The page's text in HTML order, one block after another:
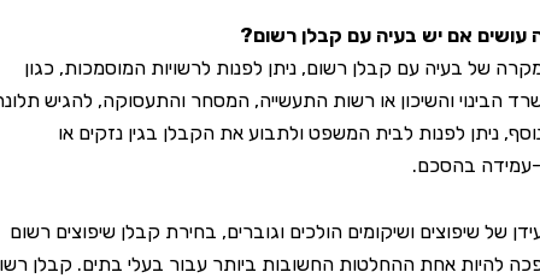
אם יש בעיה עם קבלן רשום?
בעיה עם קבלן רשום, ניתן לפנות לרשויות המוסמכות, כגון
והשיכון או רשות התעשייה, המסחר והתעסוקה, להגיש תלונה.
לפנות לבית המשפט ולתבוע את הקבלן בגין נזקים או
בהסכם.
שיפוצים ושיקומים הולכים וגוברים, בחירת קבלן שיפוצים רשום
אחת ההחלטות החשובות ביותר עבור בעלי בתים. קבלן רשום